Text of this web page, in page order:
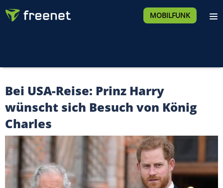
MOBILFUNK
Bei USA-Reise: Prinz Harry
wünscht sich Besuch von König
Charles